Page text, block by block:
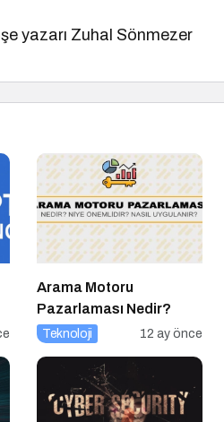
yazarı Zuhal Sönmezer
Arama Motoru
Pazarlaması Nedir?
Teknoloji 12 ay önce